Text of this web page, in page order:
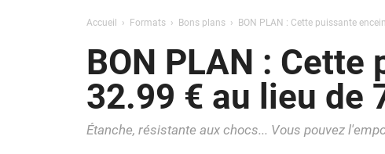
Accueil Formats Bons plans BON PLAN : Cette puissante
BON PLAN :
32.99 € au lieu de
Étanche, résistante aux chocs... Vous pouvez